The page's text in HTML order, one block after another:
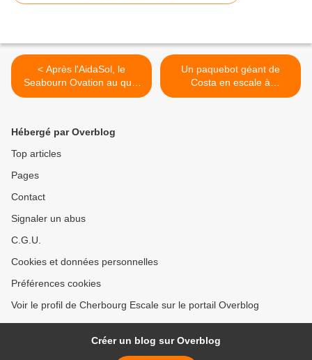
< Après l'AidaSol, le
Seabourn Ovation au quai
de France jusqu'à 18h
Un paquebot géant de
Costa en escale à
Cherbourg >
Hébergé par Overblog
Top articles
Pages
Contact
Signaler un abus
C.G.U.
Cookies et données personnelles
Préférences cookies
Voir le profil de Cherbourg Escale sur le portail Overblog
Créer un blog sur Overblog